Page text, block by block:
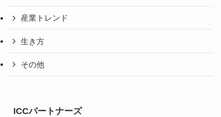
産業トレンド
生き方
その他
ICCパートナーズ